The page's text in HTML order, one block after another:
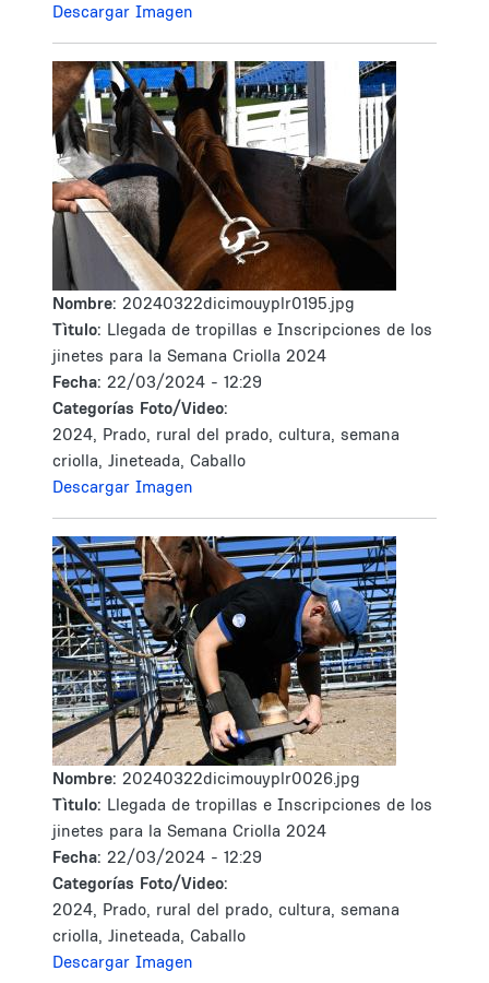
Descargar Imagen
Nombre: 20240322dicimouyplr0195.jpg
Tìtulo: Llegada de tropillas e Inscripciones de los
jinetes para la Semana Criolla 2024
Fecha: 22/03/2024 - 12:29
Categorías Foto/Video:
2024, Prado, rural del prado, cultura, semana
criolla, Jineteada, Caballo
Descargar Imagen
Nombre: 20240322dicimouyplr0026.jpg
Tìtulo: Llegada de tropillas e Inscripciones de los
jinetes para la Semana Criolla 2024
Fecha: 22/03/2024 - 12:29
Categorías Foto/Video:
2024, Prado, rural del prado, cultura, semana
criolla, Jineteada, Caballo
Descargar Imagen